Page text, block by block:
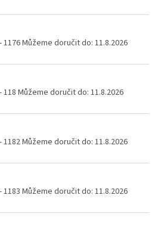
1176Můžeme doručit do: 11.8.2026
118 Můžeme doručit do: 11.8.2026
1182Můžeme doručit do: 11.8.2026
1183Můžeme doručit do: 11.8.2026